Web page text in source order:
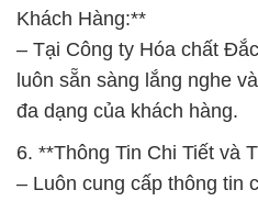
Khách Hàng:**
– Tại Công ty Hóa chất
luôn sẵn sàng lắng nghe
đa dạng của khách hàng.
6. **Thông Tin Chi Tiết và
– Luôn cung cấp thông tin